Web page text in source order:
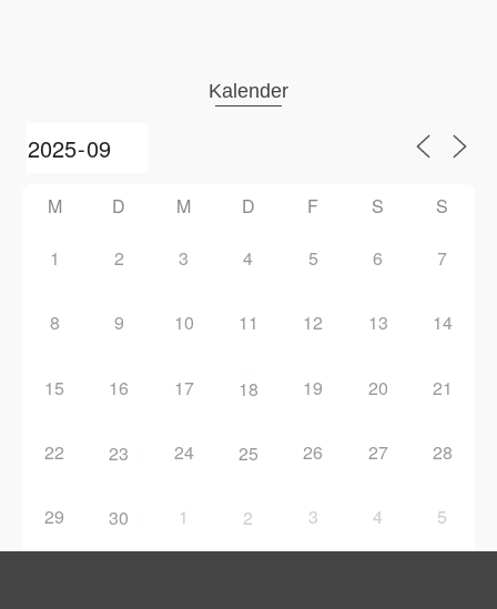
Kalender
M D M D F S S
1 2 3 4 5 6 7
8 9 10 11 12 13 14
15 16 17 18 19 20 21
22 23 24 25 26 27 28
29 30 1 2 3 4 5